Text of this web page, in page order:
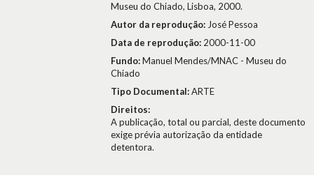
Museu do Chiado, Lisboa, 2000.
Autor da reprodução: José Pessoa
Data de reprodução: 2000-11-00
Fundo:Manuel Mendes/MNAC - Museu do
Chiado
Tipo Documental:ARTE
Direitos:
A publicação, total ou parcial, deste documento
exige prévia autorização da entidade
detentora.